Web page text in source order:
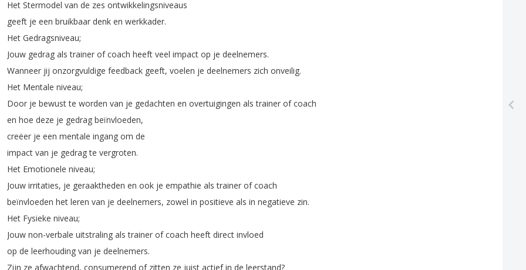
Het Stermodel van de zes ontwikkelingsniveaus
geeft je een bruikbaar denk en werkkader.
Het Gedragsniveau;
Jouw gedrag als trainer of coach heeft veel impact op je deelnemers.
Wanneer jij onzorgvuldige feedback geeft, voelen je deelnemers zich onveilig.
Het Mentale niveau;
Door je bewust te worden van je gedachten en overtuigingen als trainer of coach
en hoe deze je gedrag beïnvloeden,
creëer je een mentale ingang om de
impact van je gedrag te vergroten.
Het Emotionele niveau;
Jouw irritaties, je geraaktheden en ook je empathie als trainer of coach
beïnvloeden het leren van je deelnemers, zowel in positieve als in negatieve zin.
Het Fysieke niveau;
Jouw non-verbale uitstraling als trainer of coach heeft direct invloed
op de leerhouding van je deelnemers.
Zijn ze afwachtend, consumerend of zitten ze juist actief in de leerstand?